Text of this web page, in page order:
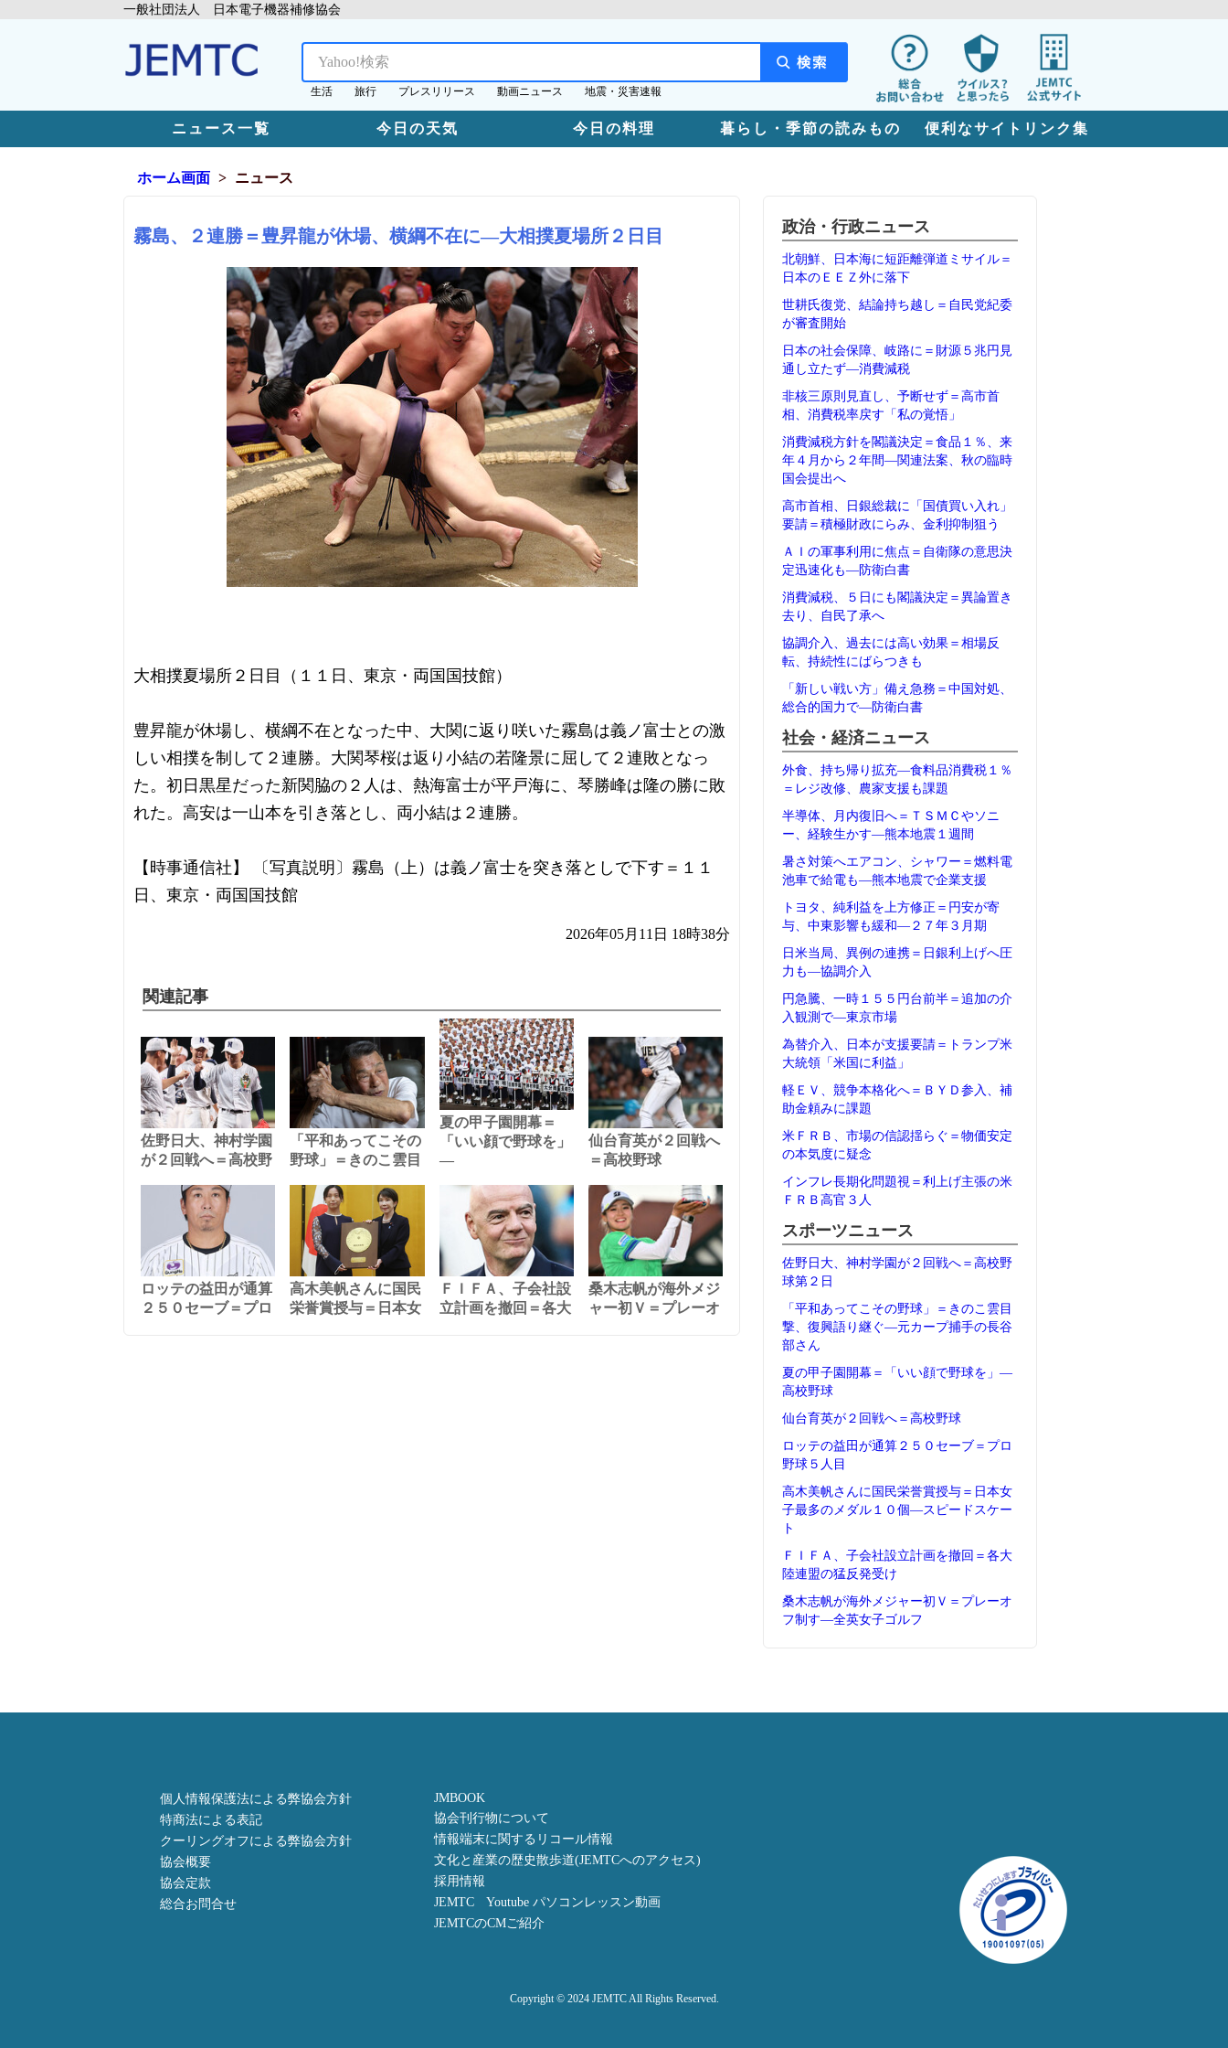
一般社団法人 日本電子機器補修協会
生活 旅行 プレスリリース 動画ニュース 地震・災害速報
ニュース一覧 今日の天気 今日の料理 暮らし・季節の読みもの 便利なサイトリンク集
ホーム画面 ニュース
霧島、２連勝＝豊昇龍が休場、横綱不在に―大相撲夏場所２日目
大相撲夏場所２日目（１１日、東京・両国国技館）
豊昇龍が休場し、横綱不在となった中、大関に返り咲いた霧島は義ノ富士との激
しい相撲を制して２連勝。大関琴桜は返り小結の若隆景に屈して２連敗となっ
た。初日黒星だった新関脇の２人は、熱海富士が平戸海に、琴勝峰は隆の勝に敗
れた。高安は一山本を引き落とし、両小結は２連勝。
【時事通信社】 〔写真説明〕霧島（上）は義ノ富士を突き落としで下す＝１１
日、東京・両国国技館
2026年05月11日 18時38分
関連記事
佐野日大、神村学園
が２回戦へ＝高校野
「平和あってこその
野球」＝きのこ雲目
夏の甲子園開幕＝
「いい顔で野球を」
―
仙台育英が２回戦へ
＝高校野球
ロッテの益田が通算
２５０セーブ＝プロ
高木美帆さんに国民
栄誉賞授与＝日本女
ＦＩＦＡ、子会社設
立計画を撤回＝各大
桑木志帆が海外メジ
ャー初Ｖ＝プレーオ
政治・行政ニュース
北朝鮮、日本海に短距離弾道ミサイル＝
日本のＥＥＺ外に落下
世耕氏復党、結論持ち越し＝自民党紀委
が審査開始
日本の社会保障、岐路に＝財源５兆円見
通し立たず―消費減税
非核三原則見直し、予断せず＝高市首
相、消費税率戻す「私の覚悟」
消費減税方針を閣議決定＝食品１％、来
年４月から２年間―関連法案、秋の臨時
国会提出へ
高市首相、日銀総裁に「国債買い入れ」
要請＝積極財政にらみ、金利抑制狙う
ＡＩの軍事利用に焦点＝自衛隊の意思決
定迅速化も―防衛白書
消費減税、５日にも閣議決定＝異論置き
去り、自民了承へ
協調介入、過去には高い効果＝相場反
転、持続性にばらつきも
「新しい戦い方」備え急務＝中国対処、
総合的国力で―防衛白書
社会・経済ニュース
外食、持ち帰り拡充―食料品消費税１％
＝レジ改修、農家支援も課題
半導体、月内復旧へ＝ＴＳＭＣやソニ
ー、経験生かす―熊本地震１週間
暑さ対策へエアコン、シャワー＝燃料電
池車で給電も―熊本地震で企業支援
トヨタ、純利益を上方修正＝円安が寄
与、中東影響も緩和―２７年３月期
日米当局、異例の連携＝日銀利上げへ圧
力も―協調介入
円急騰、一時１５５円台前半＝追加の介
入観測で―東京市場
為替介入、日本が支援要請＝トランプ米
大統領「米国に利益」
軽ＥＶ、競争本格化へ＝ＢＹＤ参入、補
助金頼みに課題
米ＦＲＢ、市場の信認揺らぐ＝物価安定
の本気度に疑念
インフレ長期化問題視＝利上げ主張の米
ＦＲＢ高官３人
スポーツニュース
佐野日大、神村学園が２回戦へ＝高校野
球第２日
「平和あってこその野球」＝きのこ雲目
撃、復興語り継ぐ―元カープ捕手の長谷
部さん
夏の甲子園開幕＝「いい顔で野球を」―
高校野球
仙台育英が２回戦へ＝高校野球
ロッテの益田が通算２５０セーブ＝プロ
野球５人目
高木美帆さんに国民栄誉賞授与＝日本女
子最多のメダル１０個―スピードスケー
ト
ＦＩＦＡ、子会社設立計画を撤回＝各大
陸連盟の猛反発受け
桑木志帆が海外メジャー初Ｖ＝プレーオ
フ制す―全英女子ゴルフ
個人情報保護法による弊協会方針
特商法による表記
クーリングオフによる弊協会方針
協会概要
協会定款
総合お問合せ
JMBOOK
協会刊行物について
情報端末に関するリコール情報
文化と産業の歴史散歩道(JEMTCへのアクセス)
採用情報
JEMTC Youtube パソコンレッスン動画
JEMTCのCMご紹介
Copyright © 2024 JEMTC All Rights Reserved.